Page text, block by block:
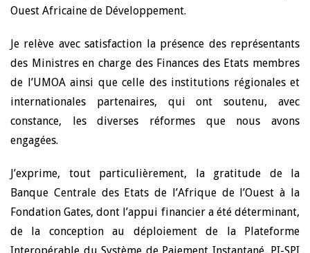
Ouest Africaine de Développement.
Je relève avec satisfaction la présence des représentants
des Ministres en charge des Finances des Etats membres
de l’UMOA ainsi que celle des institutions régionales et
internationales partenaires, qui ont soutenu, avec
constance, les diverses réformes que nous avons
engagées.
J’exprime, tout particulièrement, la gratitude de la
Banque Centrale des Etats de l’Afrique de l’Ouest à la
Fondation Gates, dont l’appui financier a été déterminant,
de la conception au déploiement de la Plateforme